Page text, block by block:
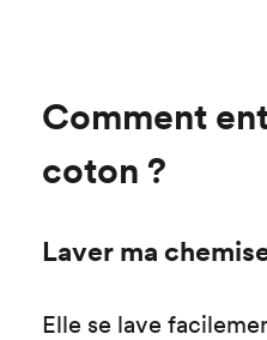
Comment
coton ?
Laver ma
Elle se lave